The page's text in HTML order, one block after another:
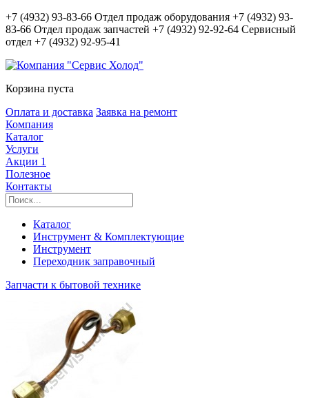
+7 (4932) 93-83-66 Отдел продаж оборудования +7 (4932) 93-
83-66 Отдел продаж запчастей +7 (4932) 92-92-64 Сервисный
отдел +7 (4932) 92-95-41
Корзина пуста
Оплата и доставка Заявка на ремонт
Компания
Каталог
Услуги
Акции 1
Полезное
Контакты
Каталог
Инструмент & Комплектующие
Инструмент
Переходник заправочный
Запчасти к бытовой технике